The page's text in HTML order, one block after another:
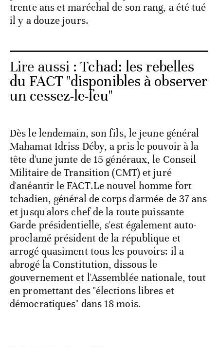
trente ans et maréchal de son rang, a été tué
il y a douze jours.
Lire aussi :Tchad: les rebelles
du FACT "disponibles à observer
un cessez-le-feu"
Dès le lendemain, son fils, le jeune général
Mahamat Idriss Déby, a pris le pouvoir à la
tête d'une junte de 15 généraux, le Conseil
Militaire de Transition (CMT) et juré
d'anéantir le FACT.Le nouvel homme fort
tchadien, général de corps d'armée de 37 ans
et jusqu'alors chef de la toute puissante
Garde présidentielle, s'est également auto-
proclamé président de la république et
arrogé quasiment tous les pouvoirs: il a
abrogé la Constitution, dissous le
gouvernement et l'Assemblée nationale, tout
en promettant des "élections libres et
démocratiques" dans 18 mois.